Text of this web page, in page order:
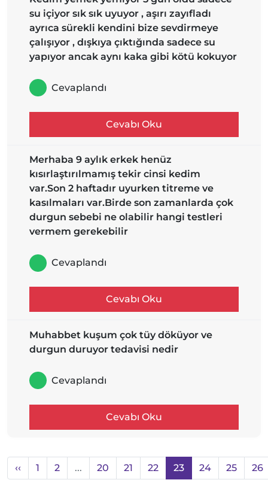
su içiyor sık sık uyuyor , aşırı zayıfladı
ayrıca sürekli kendini bize sevdirmeye
çalışıyor , dışkıya çıktığında sadece su
yapıyor ancak aynı kaka gibi kötü kokuyor
Cevaplandı
Cevabı Oku
Merhaba 9 aylık erkek henüz
kısırlaştırılmamış tekir cinsi kedim
var.Son 2 haftadır uyurken titreme ve
kasılmaları var.Birde son zamanlarda çok
durgun sebebi ne olabilir hangi testleri
vermem gerekebilir
Cevaplandı
Cevabı Oku
Muhabbet kuşum çok tüy döküyor ve
durgun duruyor tedavisi nedir
Cevaplandı
Cevabı Oku
‹‹ 1 2 ... 20 21 22 23 24 25 26